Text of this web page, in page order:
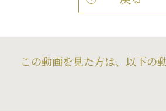
この動画を見た方は、以下の